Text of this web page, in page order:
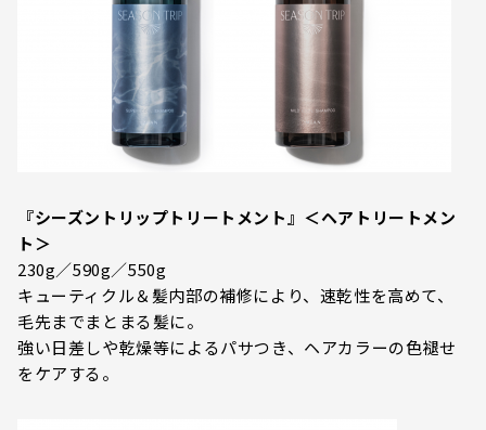
『シーズントリップトリートメント』＜ヘアトリートメン
ト＞
230g／590g／550g
キューティクル＆髪内部の補修により、速乾性を高めて、
毛先までまとまる髪に。
強い日差しや乾燥等によるパサつき、ヘアカラーの色褪せ
をケアする。